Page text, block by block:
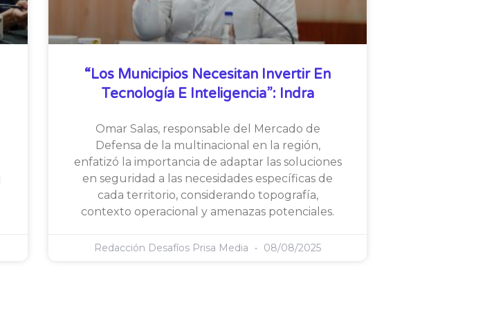
“Los Municipios Necesitan Invertir En
Tecnología E Inteligencia”: Indra
Omar Salas, responsable del Mercado de
Defensa de la multinacional en la región,
enfatizó la importancia de adaptar las soluciones
en seguridad a las necesidades específicas de
cada territorio, considerando topografía,
contexto operacional y amenazas potenciales.
Redacción Desafíos Prisa Media 08/08/2025